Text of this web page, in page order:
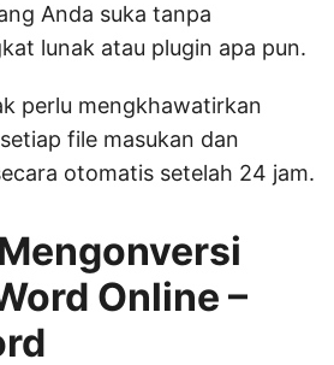
Anda suka tanpa
lunak atau plugin apa pun.
perlu mengkhawatirkan
file masukan dan
otomatis setelah 24 jam.
Online –